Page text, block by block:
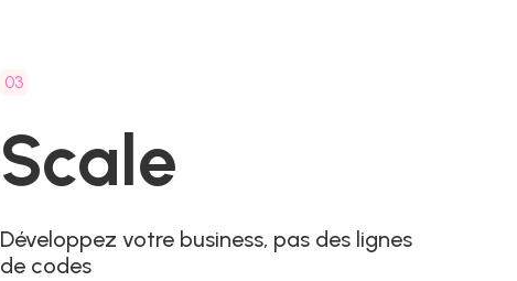
03
Scale
Développez votre business, pas des lignes
de codes